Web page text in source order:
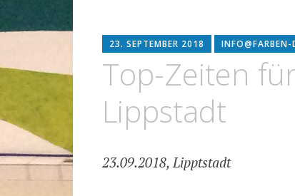
23. SEPTEMBER 2018
Top-Zeiten
Lippstadt
23.09.2018, Lipptstadt